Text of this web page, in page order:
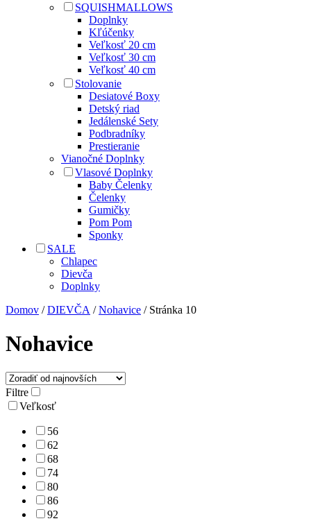
SQUISHMALLOWS
Doplnky
Kľúčenky
Veľkosť 20 cm
Veľkosť 30 cm
Veľkosť 40 cm
Stolovanie
Desiatové Boxy
Detský riad
Jedálenské Sety
Podbradníky
Prestieranie
Vianočné Doplnky
Vlasové Doplnky
Baby Čelenky
Čelenky
Gumičky
Pom Pom
Sponky
SALE
Chlapec
Dievča
Doplnky
Domov /DIEVČA /Nohavice / Stránka 10
Nohavice
Filtre
Veľkosť
56
62
68
74
80
86
92